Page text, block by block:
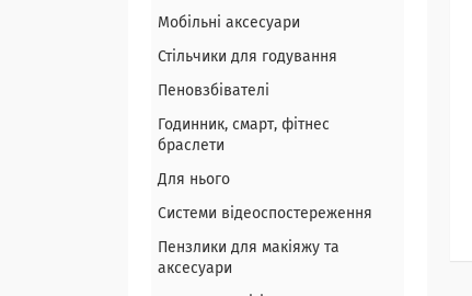
Мобільні аксесуари
Стільчики для годування
Пеновзбівателі
Годинник, смарт, фітнес
браслети
Для нього
Системи відеоспостереження
Пензлики для макіяжу та
аксесуари